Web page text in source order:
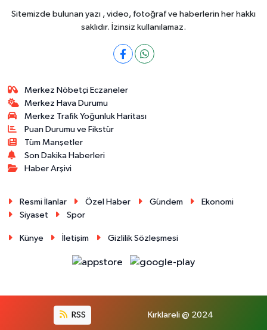
Sitemizde bulunan yazı , video, fotoğraf ve haberlerin her hakkı
saklıdır. İzinsiz kullanılamaz.
Merkez Nöbetçi Eczaneler
Merkez Hava Durumu
Merkez Trafik Yoğunluk Haritası
Puan Durumu ve Fikstür
Tüm Manşetler
Son Dakika Haberleri
Haber Arşivi
Resmi İlanlar Özel Haber Gündem
Ekonomi
Siyaset
Spor
Künye İletişim Gizlilik Sözleşmesi
RSS Kırklareli @ 2024